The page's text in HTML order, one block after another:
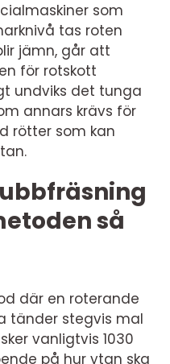
som
tas roten
jämn, går att
för rotskott
undviks det tunga
annars krävs för
rötter som kan
så
där en roterande
tänder stegvis mal
vanligtvis 1030
på hur ytan ska